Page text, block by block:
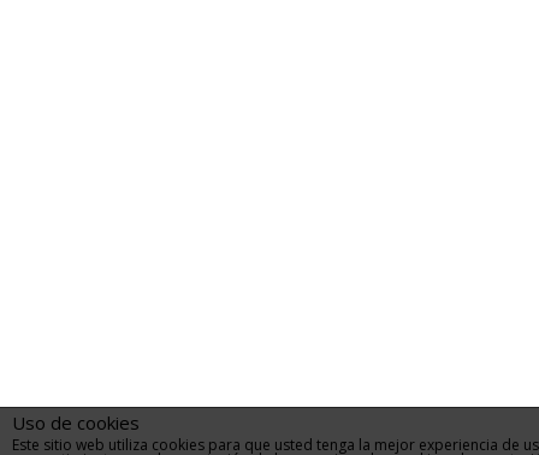
Uso de cookies
Este sitio web utiliza cookies para que usted tenga la mejor experiencia de